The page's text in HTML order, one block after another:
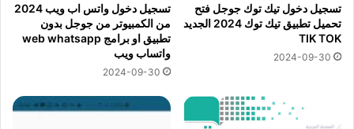
تسجيل دخول تيك توك جوجل فتح
تحميل تطبيق تيك توك 2024 الجديد
TIK TOK
2024-09-30
تسجيل دخول واتس اب ويب 2024
من الكمبيوتر من جوجل بدون
تطبيق او برامج web whatsapp
واتساب ويب
2024-09-30